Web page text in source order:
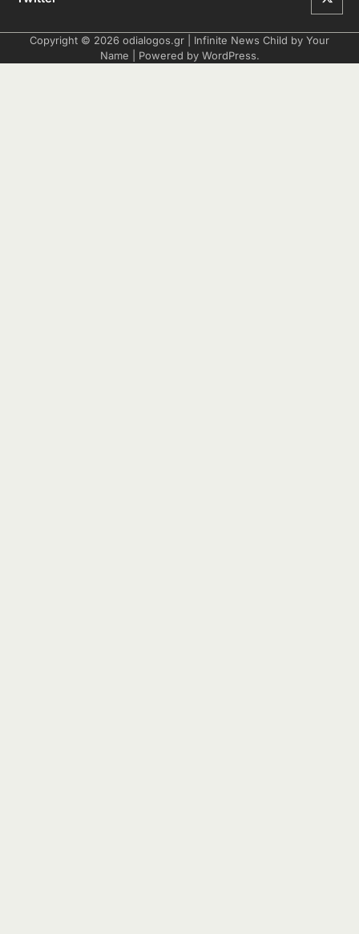
Copyright © 2026 odialogos.gr | Infinite News Child by Your
Name | Powered by WordPress.